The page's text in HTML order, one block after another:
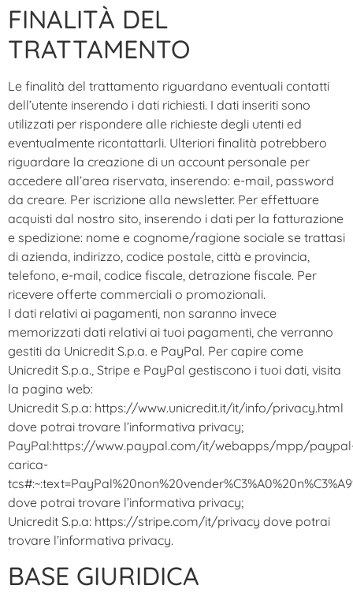
FINALITÀ DEL
TRATTAMENTO
Le finalità del trattamento riguardano eventuali contatti
dell’utente inserendo i dati richiesti. I dati inseriti sono
utilizzati per rispondere alle richieste degli utenti ed
eventualmente ricontattarli. Ulteriori finalità potrebbero
riguardare la creazione di un account personale per
accedere all’area riservata, inserendo: e-mail, password
da creare. Per iscrizione alla newsletter. Per effettuare
acquisti dal nostro sito, inserendo i dati per la fatturazione
e spedizione: nome e cognome/ragione sociale se trattasi
di azienda, indirizzo, codice postale, città e provincia,
telefono, e-mail, codice fiscale, detrazione fiscale. Per
ricevere offerte commerciali o promozionali.
I dati relativi ai pagamenti, non saranno invece
memorizzati dati relativi ai tuoi pagamenti, che verranno
gestiti da Unicredit S.p.a. e PayPal. Per capire come
Unicredit S.p.a., Stripe e PayPal gestiscono i tuoi dati, visita
la pagina web:
Unicredit S.p.a: https://www.unicredit.it/it/info/privacy.html
dove potrai trovare l’informativa privacy;
PayPal:https://www.paypal.com/it/webapps/mpp/
carica-
dove potrai trovare l’informativa privacy;
Unicredit S.p.a: https://stripe.com/it/privacy dove potrai
trovare l’informativa privacy.
BASE GIURIDICA